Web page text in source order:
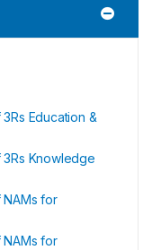
Education &
Knowledge
NAMs for
NAMs for